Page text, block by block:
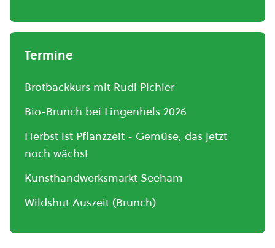
Termine
Brotbackkurs mit Rudi Pichler
Bio-Brunch bei Lingenhels 2026
Herbst ist Pflanzzeit - Gemüse, das jetzt
noch wächst
Kunsthandwerksmarkt Seeham
Wildshut Auszeit (Brunch)